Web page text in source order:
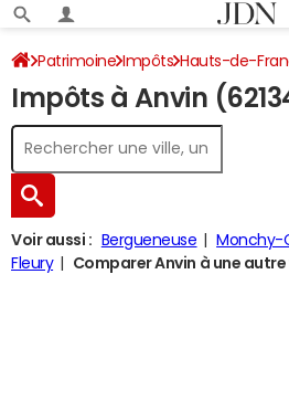
Patrimoine Impôts Hauts-de-
Anvin Impôt sur le revenu
Impôts à Anvin
Voir aussi : Bergueneuse Monchy-
Fleury
Comparer Anvin à une autre